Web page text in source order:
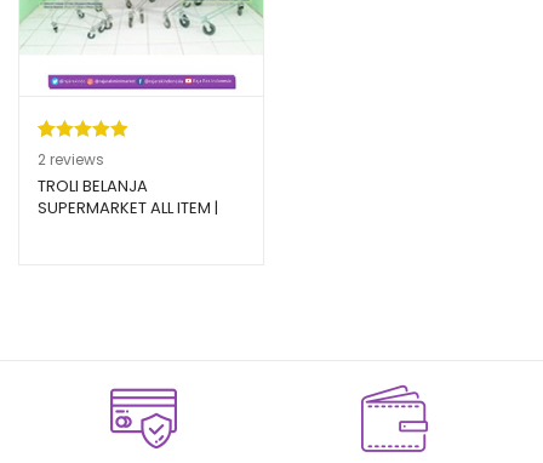
Peringkat
5.00dari 5
berdasarka
2
2 reviews
TROLI BELANJA
SUPERMARKET ALL ITEM |